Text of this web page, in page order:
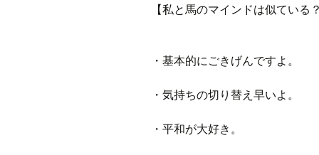
ブ
【私と馬のマインドは似ている？
・基本的にごきげんですよ。
・気持ちの切り替え早いよ。
・平和が大好き。